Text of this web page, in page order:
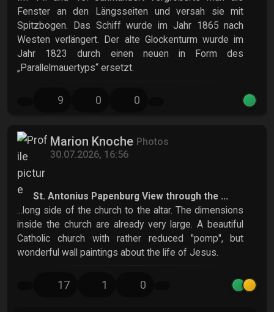
Fenster an den Längsseiten und versah sie mit
Spitzbogen. Das Schiff wurde im Jahr 1865 nach
Westen verlängert. Der alte Glockenturm wurde im
Jahr 1823 durch einen neuen in Form des
„Parallelmauertyps“ ersetzt.
9 0 0
Marion Knoche Photos
30.07.2026, 16:56
St. Antonius Papenburg View through the ...
...long side of the church to the altar. The dimensions
inside the church are already very large. A beautiful
Catholic church with rather reduced "pomp", but
wonderful wall paintings about the life of Jesus.
17 1 0